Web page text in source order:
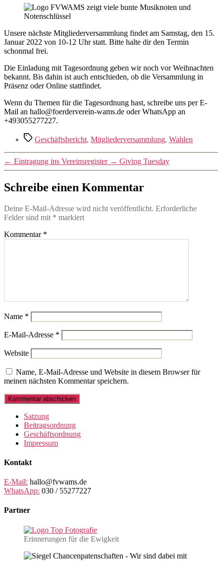
the
Unsere nächste Mitgliederversammlung findet am Samstag, den 15.
Januar 2022 von 10-12 Uhr statt. Bitte halte dir den Termin
schonmal frei.
Die Einladung mit Tagesordnung geben wir noch vor Weihnachten
bekannt. Bis dahin ist auch entschieden, ob die Versammlung in
Präsenz oder Online stattfindet.
Wenn du Themen für die Tagesordnung hast, schreibe uns per E-
Mail an hallo@foerderverein-wams.de oder WhatsApp an
+493055277227.
Schlagwörter
Geschäftsbericht, Mitgliederversammlung, Wahlen
← Eintragung ins Vereinsregister → Giving Tuesday
Schreibe einen Kommentar
Deine E-Mail-Adresse wird nicht veröffentlicht. Erforderliche
Felder sind mit * markiert
Kommentar *
Name *
E-Mail-Adresse *
Website
Name, E-Mail-Adresse und Website in diesem Browser für
meinen nächsten Kommentar speichern.
Satzung
Beitragsordnung
Geschäftsordnung
Impressum
Kontakt
E-Mail: hallo@fvwams.de
WhatsApp: 030 / 55277227
Partner
Erinnerungen für die Ewigkeit